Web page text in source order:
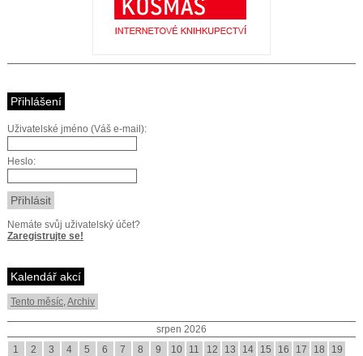
Přihlášení
Uživatelské jméno (Váš e-mail):
Heslo:
Nemáte svůj uživatelský účet?
Zaregistrujte se!
Kalendář akcí
Tento měsíc,Archiv
srpen 2026
1
2 3 4 5 6 7 8 9 10 11 12 13 14 15 16 17 18
19